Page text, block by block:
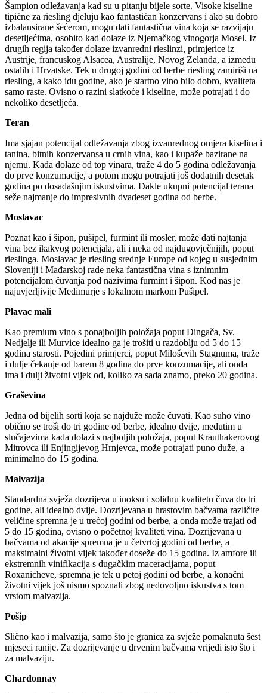
Šampion odležavanja kad su u pitanju bijele sorte. Visoke kiseline
tipične za riesling djeluju kao fantastičan konzervans i ako su dobro
izbalansirane šećerom, mogu dati fantastična vina koja se razvijaju
desetljećima, osobito kad dolaze iz Njemačkog vinogorja Mosel. Iz
drugih regija također dolaze izvanredni rieslinzi, primjerice iz
Austrije, francuskog Alsacea, Australije, Novog Zelanda, a između
ostalih i Hrvatske. Tek u drugoj godini od berbe riesling zamiriši na
riesling, a kako idu godine, ako je startno vino bilo dobro, kvaliteta
samo raste. Ovisno o razini slatkoće i kiseline, može potrajati i do
nekoliko desetljeća.
Teran
Ima sjajan potencijal odležavanja zbog izvanrednog omjera kiselina i
tanina, bitnih konzervansa u crnih vina, kao i kupaže bazirane na
njemu. Kada dolaze od top vinara, traže 4 do 5 godina odležavanja
do prve konzumacije, a potom mogu potrajati još dodatnih desetak
godina po dosadašnjim iskustvima. Dakle ukupni potencijal terana
seže najmanje do impresivnih dvadeset godina od berbe.
Moslavac
Poznat kao i šipon, pušipel, furmint ili mosler, može dati najtanja
vina bez ikakvog potencijala, ali i neka od najdugovječnijih, poput
rieslinga. Moslavac je riesling srednje Europe od kojeg u susjednim
Sloveniji i Mađarskoj rade neka fantastična vina s iznimnim
potencijalom čuvanja pod nazivima furmint i šipon. Kod nas je
najuvjerljivije Međimurje s lokalnom markom Pušipel.
Plavac mali
Kao premium vino s ponajboljih položaja poput Dingača, Sv.
Nedjelje ili Murvice idealno ga je trošiti u razdoblju od 5 do 15
godina starosti. Pojedini primjerci, poput Miloševih Stagnuma, traže
i dulje čekanje od barem 8 godina do prve konzumacije, ali onda
ima i dulji životni vijek od, koliko za sada znamo, preko 20 godina.
Graševina
Jedna od bijelih sorti koja se najduže može čuvati. Kao suho vino
obično se troši do tri godine od berbe, idealno dvije, međutim u
slučajevima kada dolazi s najboljih položaja, poput Krauthakerovog
Mitrovca ili Enjingijevog Hrnjevca, može potrajati puno duže, a
minimalno do 15 godina.
Malvazija
Standardna svježa dozrijeva u inoksu i solidnu kvalitetu čuva do tri
godine, ali idealno dvije. Dozrijevana u hrastovim bačvama različite
veličine spremna je u trećoj godini od berbe, a onda može trajati od
5 do 15 godina, ovisno o početnoj kvaliteti vina. Dozrijevana u
bačvama od akacije spremna je u četvrtoj godini od berbe, a
maksimalni životni vijek također doseže do 15 godina. Iz amfore ili
ekstremnih vinifikacija s dugačkim maceracijama, poput
Roxanicheve, spremna je tek u petoj godini od berbe, a konačni
životni vijek još nismo spoznali zbog nedovoljno iskustva s tom
vrstom malvazija.
Pošip
Slično kao i malvazija, samo što je granica za svježe pomaknuta šest
mjeseci ranije. Za dozrijevanje u drvenim bačvama vrijedi isto što i
za malvaziju.
Chardonnay